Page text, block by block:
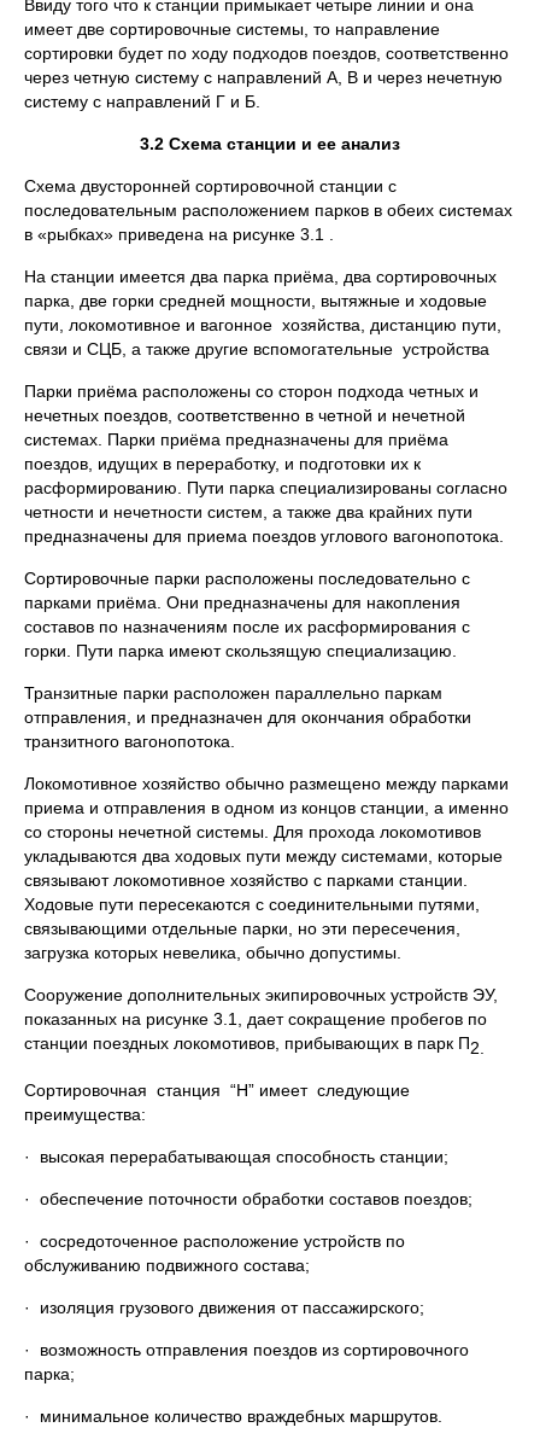
Ввиду того что к станции примыкает четыре линии и она
имеет две сортировочные системы, то направление
сортировки будет по ходу подходов поездов, соответственно
через четную систему с направлений А, В и через нечетную
систему с направлений Г и Б.
3.2 Схема станции и ее анализ
Схема двусторонней сортировочной станции с
последовательным расположением парков в обеих системах
в «рыбках» приведена на рисунке 3.1 .
На станции имеется два парка приёма, два сортировочных
парка, две горки средней мощности, вытяжные и ходовые
пути, локомотивное и вагонное хозяйства, дистанцию пути,
связи и СЦБ, а также другие вспомогательные устройства
Парки приёма расположены со сторон подхода четных и
нечетных поездов, соответственно в четной и нечетной
системах. Парки приёма предназначены для приёма
поездов, идущих в переработку, и подготовки их к
расформированию. Пути парка специализированы согласно
четности и нечетности систем, а также два крайних пути
предназначены для приема поездов углового вагонопотока.
Сортировочные парки расположены последовательно с
парками приёма. Они предназначены для накопления
составов по назначениям после их расформирования с
горки. Пути парка имеют скользящую специализацию.
Транзитные парки расположен параллельно паркам
отправления, и предназначен для окончания обработки
транзитного вагонопотока.
Локомотивное хозяйство обычно размещено между парками
приема и отправления в одном из концов станции, а именно
со стороны нечетной системы. Для прохода локомотивов
укладываются два ходовых пути между системами, которые
связывают локомотивное хозяйство с парками станции.
Ходовые пути пересекаются с соединительными путями,
связывающими отдельные парки, но эти пересечения,
загрузка которых невелика, обычно допустимы.
Сооружение дополнительных экипировочных устройств ЭУ,
показанных на рисунке 3.1, дает сокращение пробегов по
станции поездных локомотивов, прибывающих в парк П2.
Сортировочная станция “Н” имеет следующие
преимущества:
· высокая перерабатывающая способность станции;
· обеспечение поточности обработки составов поездов;
· сосредоточенное расположение устройств по
обслуживанию подвижного состава;
· изоляция грузового движения от пассажирского;
· возможность отправления поездов из сортировочного
парка;
· минимальное количество враждебных маршрутов.